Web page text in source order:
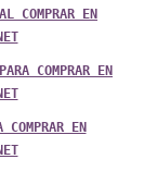
COMPRAR EN
COMPRAR EN
EN